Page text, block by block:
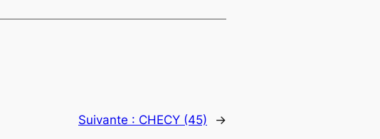
Suivante : CHECY (45) →